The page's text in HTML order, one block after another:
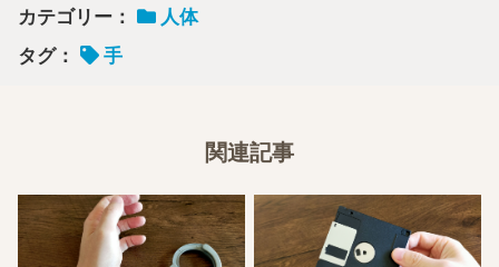
カテゴリー：
人体
タグ：
手
関連記事